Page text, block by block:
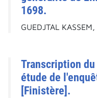
1698.
GUEDJTAL
Transcription
étude de
[Finistère].